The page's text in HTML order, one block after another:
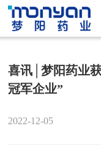
喜讯│梦阳药业
冠军企业”
2022-12-05